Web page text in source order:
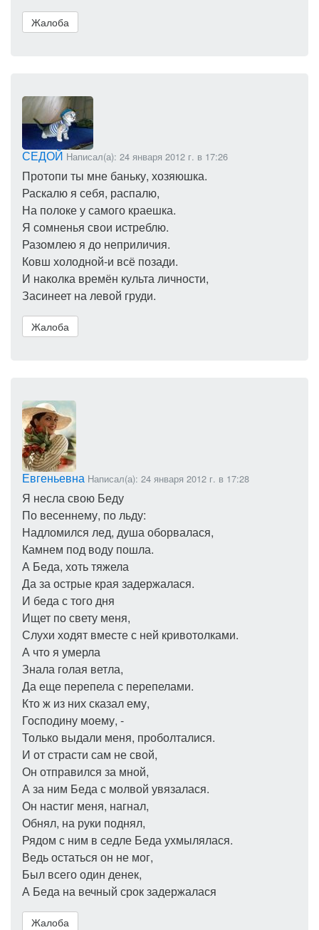
Жалоба
СЕДОЙ Написал(а): 24 января 2012 г. в 17:26
Протопи ты мне баньку, хозяюшка.
Раскалю я себя, распалю,
На полоке у самого краешка.
Я сомненья свои истреблю.
Разомлею я до неприличия.
Ковш холодной-и всё позади.
И наколка времён культа личности,
Засинеет на левой груди.
Жалоба
Евгеньевна Написал(а): 24 января 2012 г. в 17:28
Я несла свою Беду
По весеннему, по льду:
Надломился лед, душа оборвалася,
Камнем под воду пошла.
А Беда, хоть тяжела
Да за острые края задержалася.
И беда с того дня
Ищет по свету меня,
Слухи ходят вместе с ней кривотолками.
А что я умерла
Знала голая ветла,
Да еще перепела с перепелами.
Кто ж из них сказал ему,
Господину моему, -
Только выдали меня, проболталися.
И от страсти сам не свой,
Он отправился за мной,
А за ним Беда с молвой увязалася.
Он настиг меня, нагнал,
Обнял, на руки поднял,
Рядом с ним в седле Беда ухмылялася.
Ведь остаться он не мог,
Был всего один денек,
А Беда на вечный срок задержалася
Жалоба